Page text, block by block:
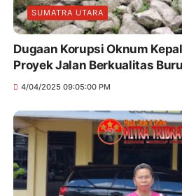
SUMATRA UTARA
Dugaan Korupsi Oknum
Proyek Jalan Berkualitas
4/04/2025 09:05:00 PM